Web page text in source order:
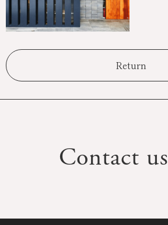
Return
Contact us